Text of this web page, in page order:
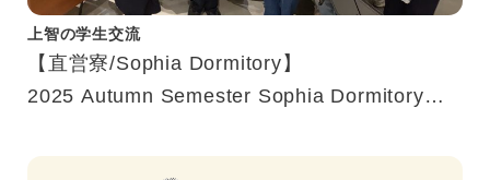
上智の学生交流
【直営寮/Sophia Dormitory】
2025 Autumn Semester Sophia Dormitory